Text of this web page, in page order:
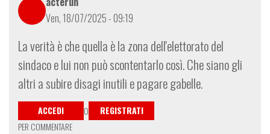
Ven, 18/07/2025 - 09:19
La verità è che quella è la zona dell'elettorato del
sindaco e lui non può scontentarlo così. Che siano gli
altri a subire disagi inutili e pagare gabelle.
ACCEDI O
REGISTRATI
PER COMMENTARE